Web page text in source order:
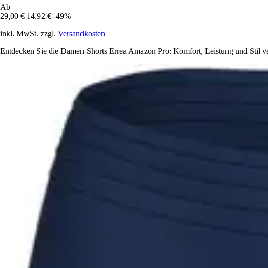
Ab
29,00 € 14,92 € -49%
inkl. MwSt. zzgl. Versandkosten
Entdecken Sie die Damen-Shorts Errea Amazon Pro: Komfort, Leistung und Stil